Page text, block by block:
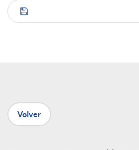
n
o
C
pVolver